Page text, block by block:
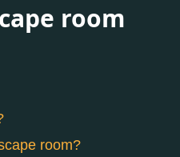
room
room?